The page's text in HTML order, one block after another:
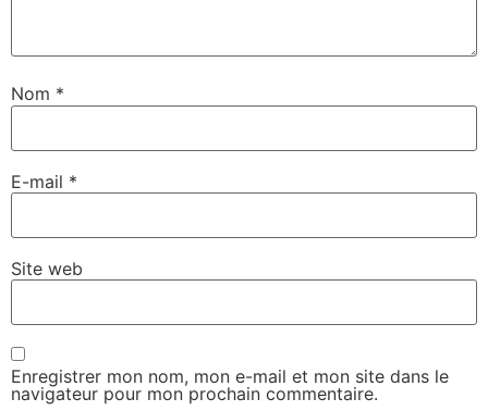
Nom *
E-mail *
Site web
Enregistrer mon nom, mon e-mail et mon site dans le
navigateur pour mon prochain commentaire.